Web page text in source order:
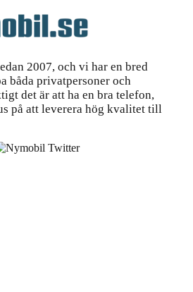
2007, och vi har en bred
båda privatpersoner och
det är att ha en bra telefon,
på att leverera hög kvalitet till